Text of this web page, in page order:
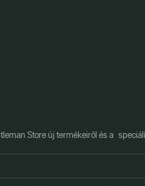
Store új termékeiről és a